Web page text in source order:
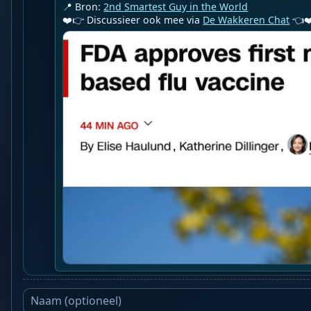
📍 Bron: 2nd Smartest Guy in the World
❤️👉 Discussieer ook mee via De Wakkeren Chat